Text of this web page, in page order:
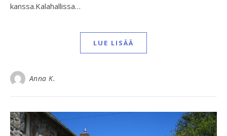
kanssa.Kalahallissa…
LUE LISÄÄ
Anna K.